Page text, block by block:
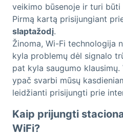
veikimo būsenoje ir turi būti
Pirmą kartą prisijungiant
slaptažodį.
Žinoma, Wi-Fi technologija
kyla problemų dėl signalo
pat kyla saugumo
ypač svarbi mūsų
leidžianti prisijungti prie
Kaip prijungti
WiFi?